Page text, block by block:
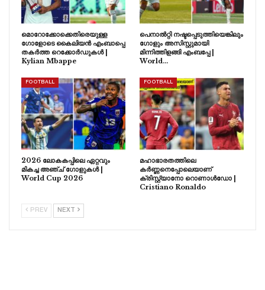
മൊറോക്കോക്കെതിരെയുള്ള
ഗോളോടെ കൈലിയൻ എംബാപ്പെ
തകർത്ത റെക്കോർഡുകൾ |
Kylian Mbappe
പെനാൽറ്റി നഷ്ടപ്പെടുത്തിയെങ്കിലും
ഗോളും അസിസ്റ്റുമായി
മിന്നിത്തിളങ്ങി എംബപ്പേ |
World…
FOOTBALL
2026 ലോകകപ്പിലെ ഏറ്റവും
മികച്ച അഞ്ച് ഗോളുകൾ |
World Cup 2026
FOOTBALL
മഹാഭാരതത്തിലെ
കർണ്ണനെപ്പോലെയാണ്
ക്രിസ്റ്റ്യാനോ റൊണാൾഡോ |
Cristiano Ronaldo
PREV NEXT